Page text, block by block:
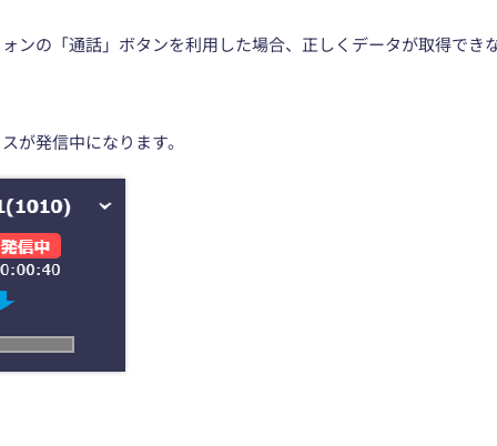
ンの「通話」ボタンを利用した場合、正しくデータが取得でき
が発信中になります。